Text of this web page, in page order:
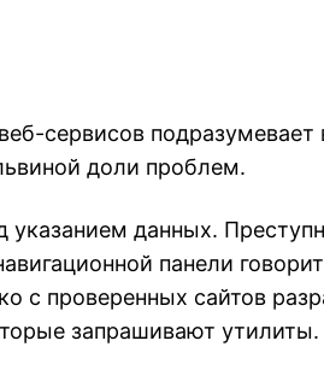
сервисов
доли проблем.
указанием данных.
панели
с проверенных сайтов
запрашивают утилиты.